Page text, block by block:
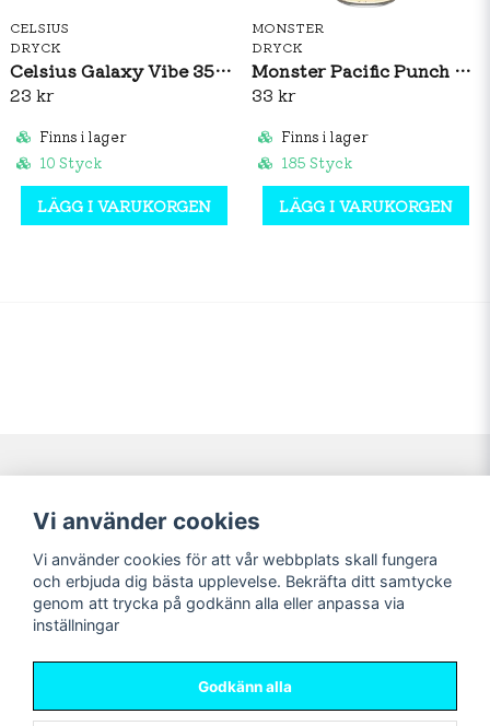
CELSIUS
DRYCK
Celsius Galaxy Vibe 355ml
23 kr
Finns i lager
10 Styck
LÄGG I VARUKORGEN
MONSTER
DRYCK
Monster Pacific Punch 500ml
33 kr
Finns i lager
185 Styck
LÄGG I VARUKORGEN
Navigering
Nyheter!
Förbeställning
Mitt konto
Logga in
Registrera dig
Glömt lösenord?
Sociala medier
Vi använder cookies
Vi använder cookies för att vår webbplats skall fungera
och erbjuda dig bästa upplevelse. Bekräfta ditt samtycke
genom att trycka på godkänn alla eller anpassa via
inställningar
Godkänn alla